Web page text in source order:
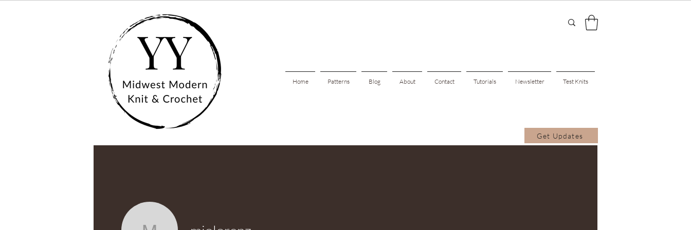
Home Patterns Blog About Contact Tutorials Newsletter Test Knits
Get Updates